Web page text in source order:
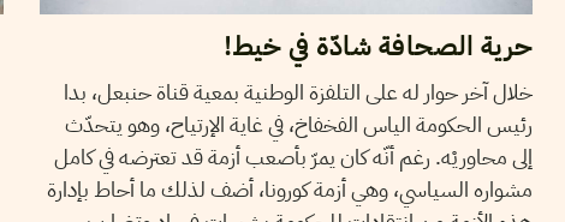
حرية الصحافة شادّة في خيط!
خلال آخر حوار له على التلفزة الوطنية بمعية قناة حنبعل، بدا
رئيس الحكومة الياس الفخفاخ، في غاية الإرتياح، وهو يتحدّث
إلى محاوريْه. رغم أنّه كان يمرّ بأصعب أزمة قد تعترضه في كامل
مشواره السياسي، وهي أزمة كورونا، أضف لذلك ما أحاط بإدارة